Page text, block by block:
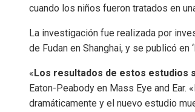
cuando los niños fueron tratados en
La investigación fue realizada por
de Fudan en Shanghai, y se publicó en
« Los resultados de estos estudios
Eaton-Peabody en Mass Eye and
dramáticamente y el nuevo estudio